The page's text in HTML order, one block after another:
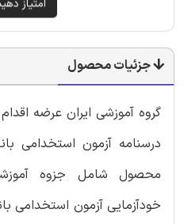
جزئیات محصول
گروه آموزشی ایران عرضه
درسنامه آزمون استخدامی
محصول شامل جزوه
خودآزمایی آزمون استخدامی